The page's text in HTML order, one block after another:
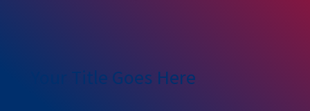
Your Title Goes Here